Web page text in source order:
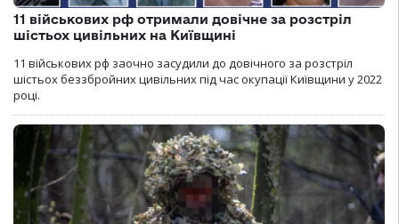
11 військових рф отримали довічне за розстріл
шістьох цивільних на Київщині
11 військових рф заочно засудили до довічного за розстріл
шістьох беззбройних цивільних під час окупації Київщини у 2022
році.